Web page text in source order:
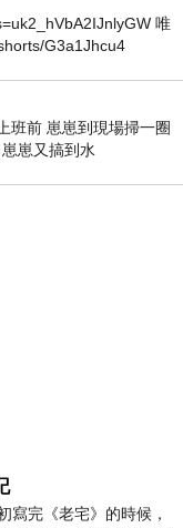
唯
G3a1Jhcu4
班前 崽崽到現場掃一圈
崽又搞到水
寫完《老宅》的時候，